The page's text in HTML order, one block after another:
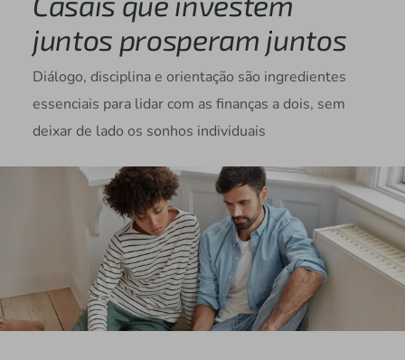
juntos prosperam juntos
Diálogo, disciplina e orientação são ingredientes
essenciais para lidar com as finanças a dois, sem
deixar de lado os sonhos individuais